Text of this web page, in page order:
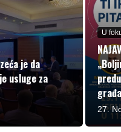
je da
usluge za
U
27.